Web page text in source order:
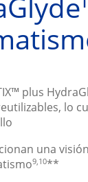
plus
lo
una
9,10**